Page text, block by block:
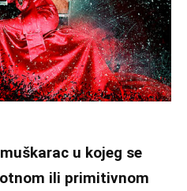
u kojeg se
ili primitivnom